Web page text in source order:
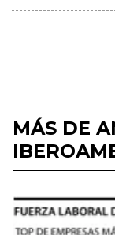
MÁS DE